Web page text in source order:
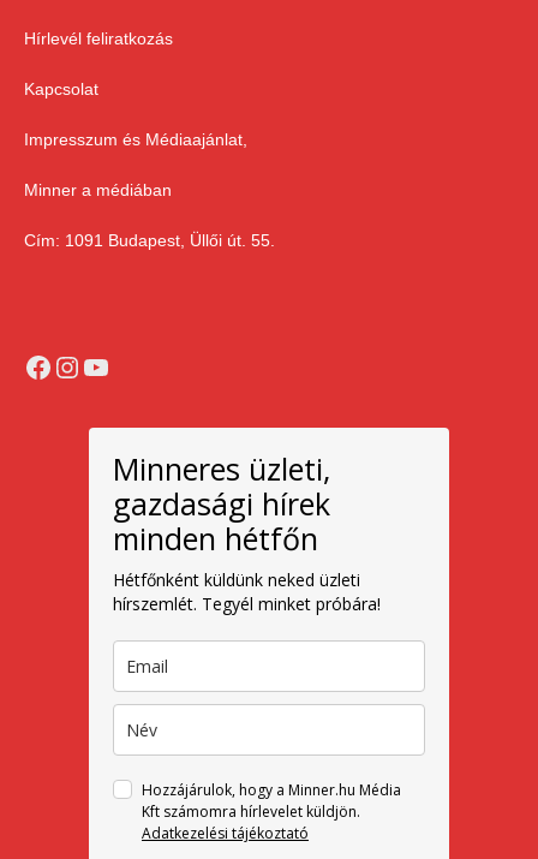
Hírlevél feliratkozás
Kapcsolat
Impresszum és Médiaajánlat,
Minner a médiában
Cím: 1091 Budapest, Üllői út. 55.
Facebook
Instagram
YouTube
Minneres üzleti,
gazdasági hírek
minden hétfőn
Hétfőnként küldünk neked üzleti
hírszemlét. Tegyél minket próbára!
Hozzájárulok, hogy a Minner.hu Média
Kft számomra hírlevelet küldjön.
Adatkezelési tájékoztató